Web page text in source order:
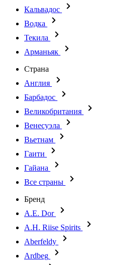
Кальвадос
Водка
Текила
Арманьяк
Страна
Англия
Барбадос
Великобритания
Венесуэла
Вьетнам
Гаити
Гайана
Все страны
Бренд
A.E. Dor
A.H. Riise Spirits
Aberfeldy
Ardbeg